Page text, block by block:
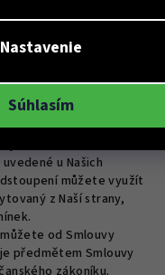
Nastavenie
Súhlasím
nebo dodání několika
a v případě, že jsme
jakýmkoliv
u Našich
můžete využít
z Naší strany,
od Smlouvy
předmětem Smlouvy
zákoníku.